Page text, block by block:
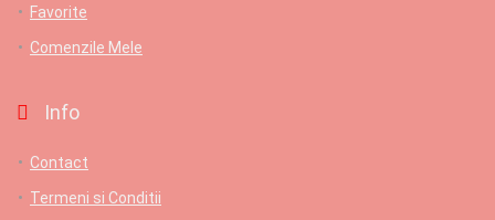
Favorite
Comenzile Mele
Info
Contact
Termeni si Conditii